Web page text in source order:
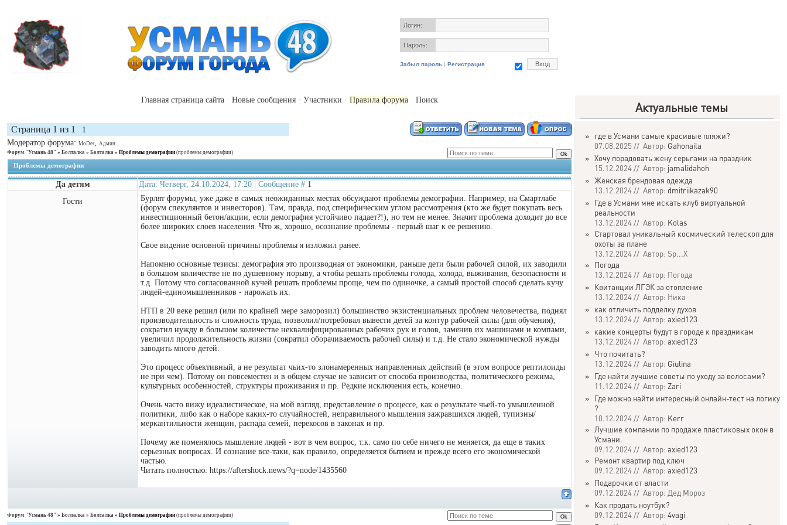
Логин:
Пароль:
Забыл пароль | Регистрация
Главная страница сайта · Новые сообщения · Участники · Правила форума · Поиск Актуальные темы
Страница 1 из 1
1
Модератор форума: MoDer, Админ
Форум "Усмань 48" » Болталка » Болталка » Проблемы демографии (проблемы демографии)
Проблемы демографии
Да детям Дата: Четверг, 24.10.2024, 17:20 | Сообщение # 1
Гости
Бурлят форумы, уже даже в самых неожиданных местах обсуждают проблемы демографии. Например, на Смартлабе
(форум спекулянтов и инвесторов). Там, правда, под специфическим углом рассмотрения (кто же будет покупать весь
инвестиционный бетон/акции, если демография устойчиво падает?!), но тем не менее. Значит проблема доходит до все
более широких слоев населения. Что ж, хорошо, осознание проблемы - первый шаг к ее решению.
Свое видение основной причины проблемы я изложил ранее.
Напомню основные тезисы: демография это производная от экономики, раньше дети были рабочей силой, их заводили
в большом количестве не по душевному порыву, а чтобы решать проблемы голода, холода, выживания, безопасности и
т.д. Потому что согласованной кучей решать проблемы проще, чем по одиночке, а самый простой способ сделать кучу
людей-единомышленников - нарожать их.
НТП в 20 веке решил (или по крайней мере заморозил) большинство экзистенциальных проблем человечества, поднял
производительность и сложность труда, позволил/потребовал вывести детей за контур рабочей силы (для обучения),
сократил нужду в большом количестве неквалифицированных рабочих рук и голов, заменив их машинами и компами,
увеличил продолжительность жизни (сократил оборачиваемость рабочей силы) и т.д. Не стало экономической нужды
заводить много детей.
Это процесс объективный, а не результат чьих-то злонамеренных направленных действий (в этом вопросе рептилоиды
не при чем). Потому он повсеместен и в общем случае не зависит от способа производства, политического режима,
культурных особенностей, структуры проживания и пр. Редкие исключения есть, конечно.
Очень часто вижу идеалистическое, на мой взгляд, представление о процессе, как о результате чьей-то умышленной
политики, либо как о наборе каких-то случайностей, неправильного мышления зажравшихся людей, тупизны/
меркантильности женщин, распада семей, перекосов в законах и пр.
Почему же поменялось мышление людей - вот в чем вопрос, т.к. само по себе ничего не меняется, да еще в таких
серьезных вопросах. И сознание все-таки, как правило, определяется бытием и прежде всего его экономической
частью.
Читать полностью: https://aftershock.news/?q=node/1435560
Форум "Усмань 48" » Болталка » Болталка » Проблемы демографии (проблемы демографии)
» где в Усмани самые красивые пляжи?
07.08.2025 // Автор: Gahonaila
» Хочу порадовать жену серьгами на праздник
15.12.2024 // Автор: jamalidahoh
» Женская брендовая одежда
13.12.2024 // Автор: dmitriikazak90
» Где в Усмани мне искать клуб виртуальной
реальности
13.12.2024 // Автор: Kolas
» Стартовал уникальный космический телескоп для
охоты за плане
13.12.2024 // Автор: Sp...X
» Погода
13.12.2024 // Автор: Погода
» Квитанции ЛГЭК за отопление
13.12.2024 // Автор: Ника
» как отличить подделку духов
13.12.2024 // Автор: axied123
» какие концерты будут в городе к праздникам
13.12.2024 // Автор: axied123
» Что почитать?
13.12.2024 // Автор: Giulina
» Где найти лучшие советы по уходу за волосами?
11.12.2024 // Автор: Zari
» Где можно найти интересный онлайн-тест на логику
?
10.12.2024 // Автор: Kerr
» Лучшие компании по продаже пластиковых окон в
Усмани.
09.12.2024 // Автор: axied123
» Ремонт квартир под ключ
09.12.2024 // Автор: axied123
» Подарочки от власти
09.12.2024 // Автор: Дед Мороз
» Как продать ноутбук?
09.12.2024 // Автор: 4vagi